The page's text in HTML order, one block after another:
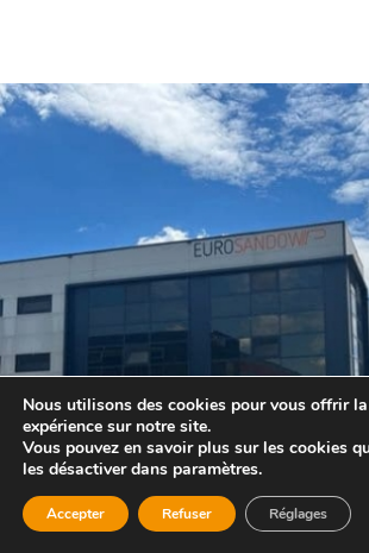
Nous utilisons des cookies pour vous offrir
expérience sur notre site.
Vous pouvez en savoir plus sur les cookies
les désactiver dans paramètres.
Accepter Refuser Réglages